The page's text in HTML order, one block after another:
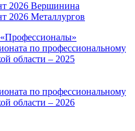
2026 Вершинина
2026 Металлургов
по профессиональному
области – 2025
по профессиональному
области – 2026